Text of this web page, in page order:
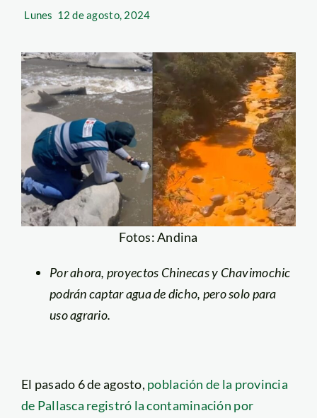
Lunes 12 de agosto, 2024
Fotos: Andina
Por ahora, proyectos Chinecas y Chavimochic
podrán captar agua de dicho, pero solo para
uso agrario.
El pasado 6 de agosto, población de la provincia
de Pallasca registró la contaminación por